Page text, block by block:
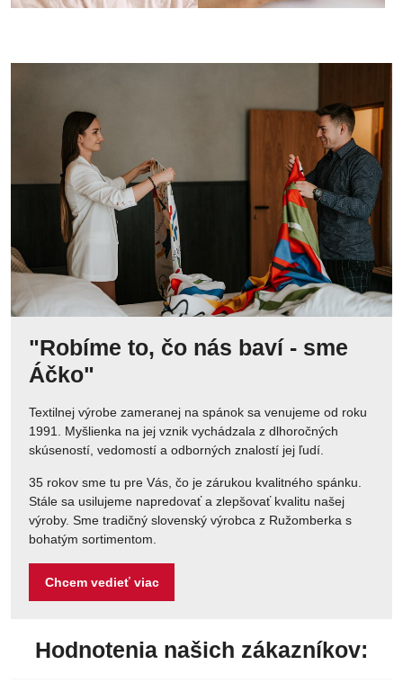
"Robíme to, čo nás baví - sme
Áčko"
Textilnej výrobe zameranej na spánok sa venujeme od roku
1991. Myšlienka na jej vznik vychádzala z dlhoročných
skúseností, vedomostí a odborných znalostí jej ľudí.
35 rokov sme tu pre Vás, čo je zárukou kvalitného spánku.
Stále sa usilujeme napredovať a zlepšovať kvalitu našej
výroby. Sme tradičný slovenský výrobca z Ružomberka s
bohatým sortimentom.
Chcem vedieť viac
Hodnotenia našich zákazníkov: